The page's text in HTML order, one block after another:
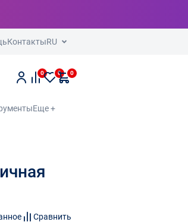
КонтактыRU
0 0 0
Еще +
Сравнить